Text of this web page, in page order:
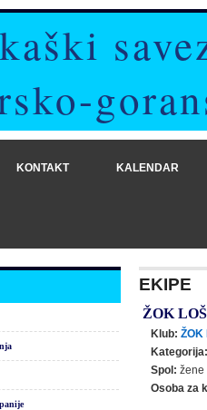
KONTAKT KALENDAR
EKIPE
ŽOK
Klub: ŽOK
Kategorija:
Spol: žene
Osoba za